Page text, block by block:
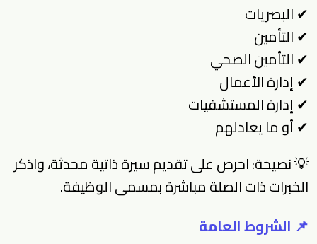
✔ البصريات
✔ التأمين
✔ التأمين الصحي
✔ إدارة الأعمال
✔ إدارة المستشفيات
✔ أو ما يعادلهم
💡 نصيحة: احرص على تقديم سيرة ذاتية محدثة، واذكر
الخبرات ذات الصلة مباشرة بمسمى الوظيفة.
📌 الشروط العامة